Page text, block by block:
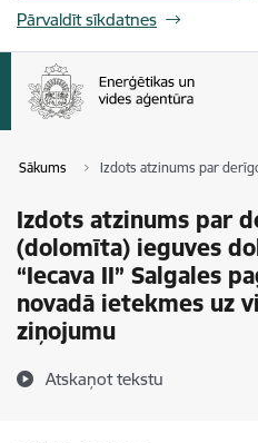
Pārvaldīt sīkdatnes
Sākums Izdots atzinums par
Izdots atzinums par
(dolomīta) ieguves
“Iecava II” Salgales
novadā ietekmes uz
ziņojumu
Atskaņot tekstu